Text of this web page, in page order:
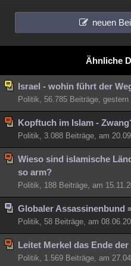
neuen
Ähnliche
Israel - wohin führt der
Politik, 56.785 Beiträge,
Kopftuch im Islam -
Politik, 3.088 Beiträge, am
Wieso sind islamische
so arm?
Politik, 188 Beiträge, am
Globaler Assassinenbund
Politik, 58 Beiträge, am
Leitet Merkel das Ende der
Politik, 1.569 Beiträge, am